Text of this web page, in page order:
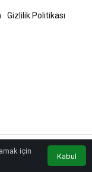
için
Kabul
Gizlilik Politikası
Trafik